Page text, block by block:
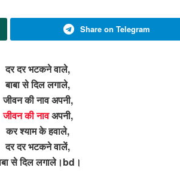
Share on Telegram
दर दर भटकने वाले,
बाबा से दिल लगाले,
जीवन की नाव अपनी,
जीवन की नावअपनी,
कर श्याम के हवाले,
दर दर भटकने वालें,
से दिल लगाले।bd।